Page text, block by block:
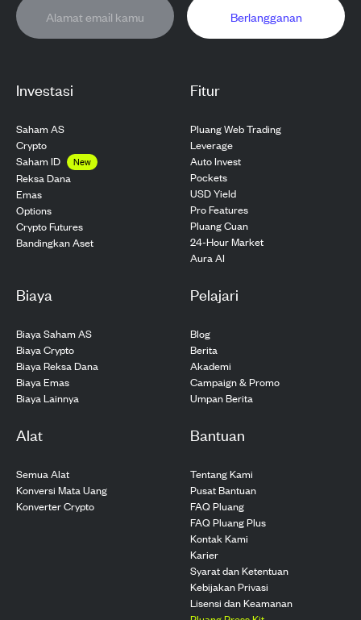
Investasi
Saham AS
Crypto
Saham ID
New
Reksa Dana
Emas
Options
Crypto Futures
Bandingkan Aset
Fitur
Pluang Web Trading
Leverage
Auto Invest
Pockets
USD Yield
Pro Features
Pluang Cuan
24-Hour Market
Aura AI
Biaya
Biaya Saham AS
Biaya Crypto
Biaya Reksa Dana
Biaya Emas
Biaya Lainnya
Pelajari
Blog
Berita
Akademi
Campaign & Promo
Umpan Berita
Alat
Semua Alat
Konversi Mata Uang
Konverter Crypto
Bantuan
Tentang Kami
Pusat Bantuan
FAQ Pluang
FAQ Pluang Plus
Kontak Kami
Karier
Syarat dan Ketentuan
Kebijakan Privasi
Lisensi dan Keamanan
Berlangganan